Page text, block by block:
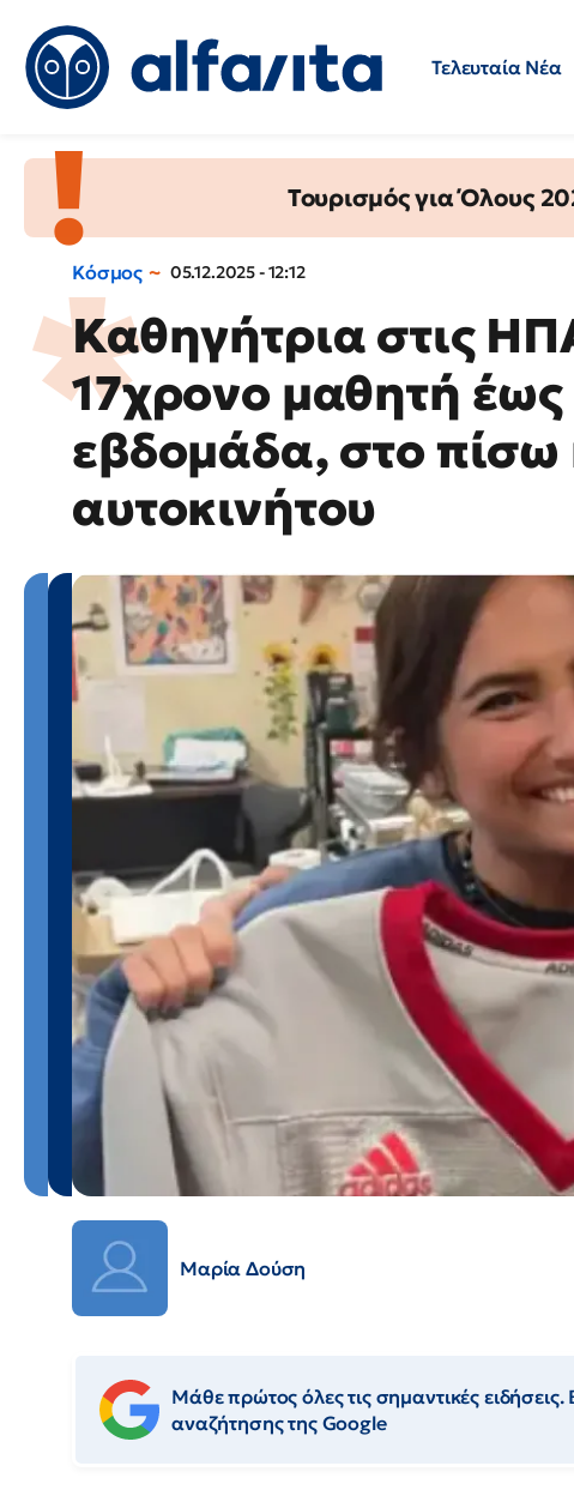
Τελευταία Νέα
Τουρισμός για Όλους
Κόσμος 05.12.2025 - 12:12
Καθηγήτρια στις
17χρονο μαθητή έως
εβδομάδα, στο πίσω
αυτοκινήτου
Μαρία Δούση
Μάθε πρώτος όλες τις σημαντικές
αναζήτησης της Google